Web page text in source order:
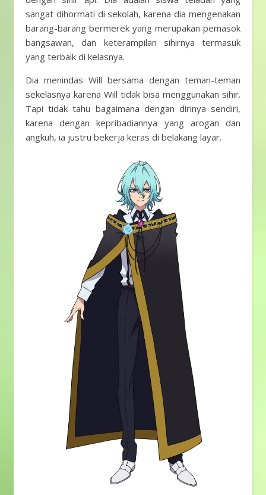
sangat dihormati di sekolah, karena dia mengenakan
barang-barang bermerek yang merupakan pemasok
bangsawan, dan keterampilan sihirnya termasuk
yang terbaik di kelasnya.
Dia menindas Will bersama dengan teman-teman
sekelasnya karena Will tidak bisa menggunakan sihir.
Tapi tidak tahu bagaimana dengan dirinya sendiri,
karena dengan kepribadiannya yang arogan dan
angkuh, ia justru bekerja keras di belakang layar.